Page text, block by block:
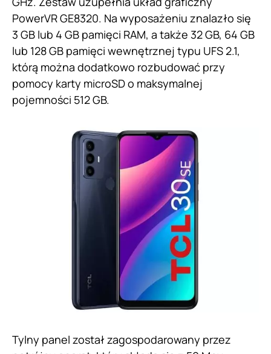
PowerVR GE8320. Na wyposażeniu znalazło się
3 GB lub 4 GB pamięci RAM, a także 32 GB, 64 GB
lub 128 GB pamięci wewnętrznej typu UFS 2.1,
którą można dodatkowo rozbudować przy
pomocy karty microSD o maksymalnej
pojemności 512 GB.
Tylny panel został zagospodarowany przez